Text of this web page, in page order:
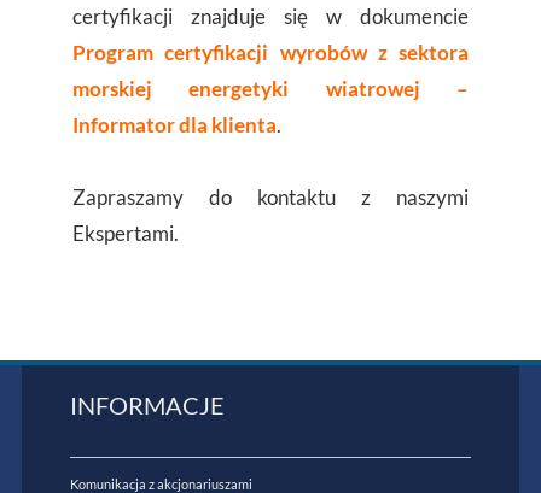
certyfikacji znajduje się w dokumencie
Program certyfikacji wyrobów z sektora
morskiej energetyki wiatrowej –
Informator dla klienta.
Zapraszamy do kontaktu z naszymi
Ekspertami.
INFORMACJE
Komunikacja z akcjonariuszami